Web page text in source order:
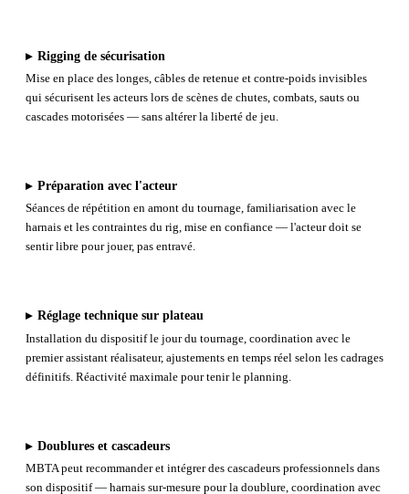
▸ Rigging de sécurisation
Mise en place des longes, câbles de retenue et contre-poids invisibles
qui sécurisent les acteurs lors de scènes de chutes, combats, sauts ou
cascades motorisées — sans altérer la liberté de jeu.
▸ Préparation avec l'acteur
Séances de répétition en amont du tournage, familiarisation avec le
harnais et les contraintes du rig, mise en confiance — l'acteur doit se
sentir libre pour jouer, pas entravé.
▸ Réglage technique sur plateau
Installation du dispositif le jour du tournage, coordination avec le
premier assistant réalisateur, ajustements en temps réel selon les cadrages
définitifs. Réactivité maximale pour tenir le planning.
▸ Doublures et cascadeurs
MBTA peut recommander et intégrer des cascadeurs professionnels dans
son dispositif — harnais sur-mesure pour la doublure, coordination avec